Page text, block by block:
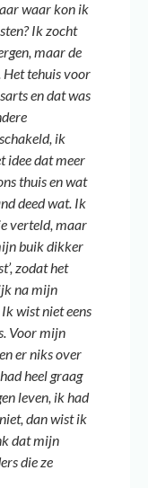
waar kon ik
Ik zocht
maar de
Het tehuis voor
en dat was
ik
idee dat meer
thuis en wat
deed wat. Ik
verteld, maar
buik dikker
zodat het
na mijn
wist niet eens
Voor mijn
er niks over
heel graag
leven, ik had
dan wist ik
dat mijn
die ze